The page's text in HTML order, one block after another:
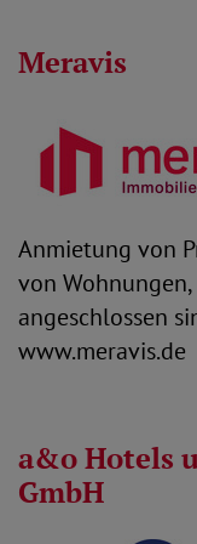
Meravis
Anmietung von
von
angeschlossen
www.meravis.de
a&o Hotels
GmbH